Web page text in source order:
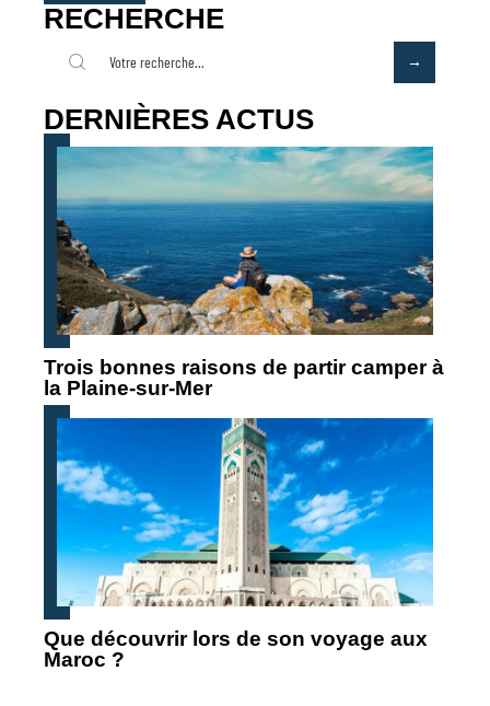
RECHERCHE
DERNIÈRES ACTUS
Trois bonnes raisons de partir camper à
la Plaine-sur-Mer
Que découvrir lors de son voyage aux
Maroc ?